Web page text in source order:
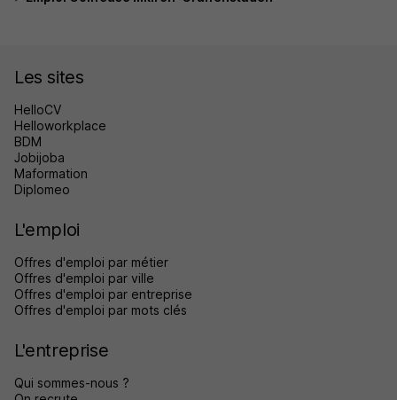
Les sites
HelloCV
Helloworkplace
BDM
Jobijoba
Maformation
Diplomeo
L'emploi
Offres d'emploi par métier
Offres d'emploi par ville
Offres d'emploi par entreprise
Offres d'emploi par mots clés
L'entreprise
Qui sommes-nous ?